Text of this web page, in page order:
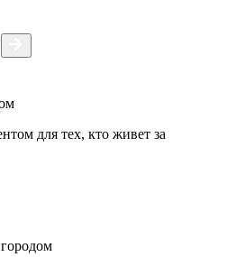
для тех, кто живет за